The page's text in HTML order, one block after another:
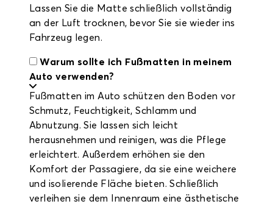
Lassen Sie die Matte schließlich vollständig
an der Luft trocknen, bevor Sie sie wieder ins
Fahrzeug legen.
Warum sollte ich Fußmatten in meinem
Auto verwenden?
Fußmatten im Auto schützen den Boden vor
Schmutz, Feuchtigkeit, Schlamm und
Abnutzung. Sie lassen sich leicht
herausnehmen und reinigen, was die Pflege
erleichtert. Außerdem erhöhen sie den
Komfort der Passagiere, da sie eine weichere
und isolierende Fläche bieten. Schließlich
verleihen sie dem Innenraum eine ästhetische